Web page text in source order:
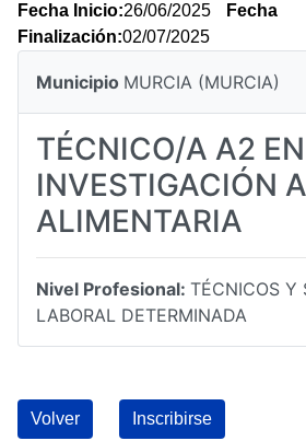
Fecha Inicio:26/06/2025
Fecha
Finalización:02/07/2025
Municipio MURCIA (MURCIA)
TÉCNICO/A A2 EN
INVESTIGACIÓN
ALIMENTARIA
Nivel Profesional: TÉCNICOS Y
LABORAL DETERMINADA
Volver Inscribirse